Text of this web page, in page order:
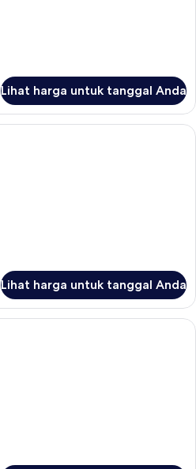
Lihat harga untuk tanggal Anda
Kamar Twin Superior | Seprai
Lihat harga untuk tanggal Anda
Suite Superior | Seprai antialergi,